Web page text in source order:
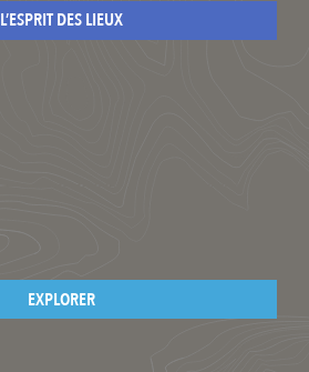
L’ESPRIT DES LIEUX
EXPLORER